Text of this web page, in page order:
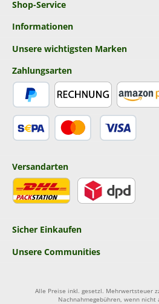
Shop-Service
Informationen
Unsere wichtigsten Marken
Sicher Einkaufen
Unsere Communities
Zahlungsarten
Versandarten
Alle Preise inkl. gesetzl. Mehrwertsteuer
Nachnahmegebühren, wenn nicht